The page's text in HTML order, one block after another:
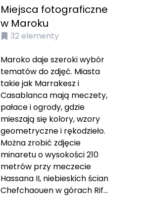
Miejsca fotograficzne
w Maroku
32elementy
Maroko daje szeroki wybór
tematów do zdjęć. Miasta
takie jak Marrakesz i
Casablanca mają meczety,
pałace i ogrody, gdzie
mieszają się kolory, wzory
geometryczne i rękodzieło.
Można zrobić zdjęcie
minaretu o wysokości 210
metrów przy meczecie
Hassana II, niebieskich ścian
Chefchaouen w górach Rif...